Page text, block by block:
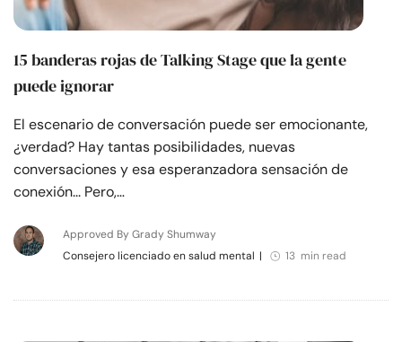
15 banderas rojas de Talking Stage que la gente
puede ignorar
El escenario de conversación puede ser emocionante,
¿verdad? Hay tantas posibilidades, nuevas
conversaciones y esa esperanzadora sensación de
conexión... Pero,…
Approved By Grady Shumway
Consejero licenciado en salud mental | 13 min read